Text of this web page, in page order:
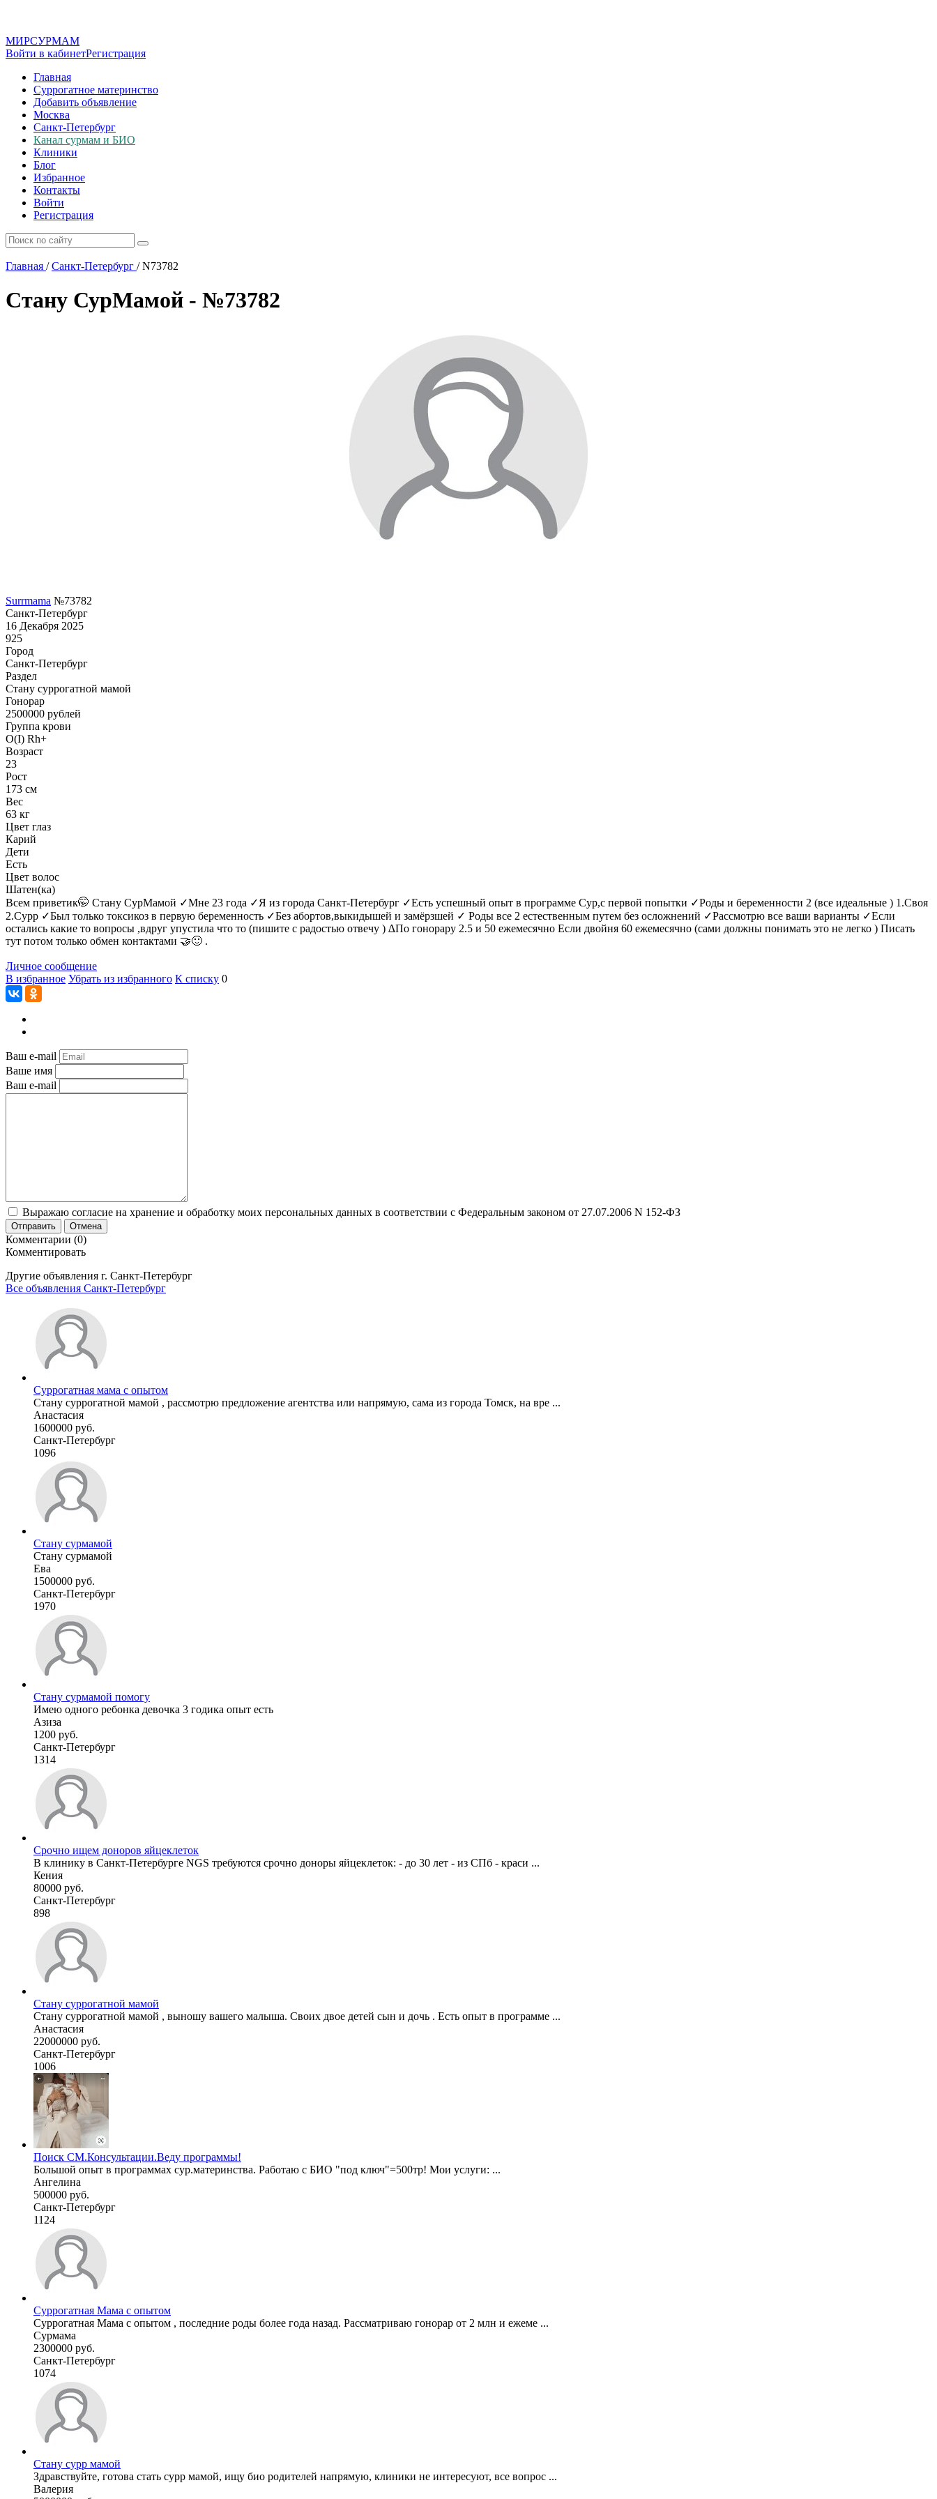
МИРСУРМАМ
Войти в кабинетРегистрация
Главная
Суррогатное материнство
Добавить объявление
Москва
Санкт-Петербург
Канал сурмам и БИО
Клиники
Блог
Избранное
Контакты
Войти
Регистрация
Главная / Санкт-Петербург /N73782
Стану СурМамой - №73782
Surrmama №73782
Санкт-Петербург
16 Декабря 2025
925
Город
Санкт-Петербург
Раздел
Cтану суррогатной мамой
Гонoрар
2500000 рублей
Группа крови
O(I) Rh+
Возраст
23
Рост
173 см
Вес
63 кг
Цвет глаз
Карий
Дети
Есть
Цвет волос
Шатен(ка)
Всем приветик🤭 Стану СурМамой ✓Мне 23 года ✓Я из города Санкт-Петербург ✓Есть успешный опыт в программе Сур,с первой попытки ✓Роды и беременности 2 (все идеальные ) 1.Своя
2.Сурр ✓Был только токсикоз в первую беременность ✓Без абортов,выкидышей и замёрзшей ✓ Роды все 2 естественным путем без осложнений ✓Рассмотрю все ваши варианты ✓Если
остались какие то вопросы ,вдруг упустила что то (пишите с радостью отвечу ) ∆По гонорару 2.5 и 50 ежемесячно Если двойня 60 ежемесячно (сами должны понимать это не легко ) Писать
тут потом только обмен контактами 🤝🙂 .
Личное сообщение
В избранное Убрать из избранного К списку 0
Ваш e-mail
Ваше имя
Ваш e-mail
Выражаю согласие на хранение и обработку моих персональных данных в соответствии с Федеральным законом от 27.07.2006 N 152-ФЗ
Отправить Отмена
Комментарии (0)
Комментировать
Другие объявления г. Санкт-Петербург
Все объявления Санкт-Петербург
Суррогатная мама с опытом
Стану суррогатной мамой , рассмотрю предложение агентства или напрямую, сама из города Томск, на вре ...
Анастасия
1600000 руб.
Санкт-Петербург
1096
Стану сурмамой
Стану сурмамой
Ева
1500000 руб.
Санкт-Петербург
1970
Стану сурмамой помогу
Имею одного ребонка девочка 3 годика опыт есть
Азиза
1200 руб.
Санкт-Петербург
1314
Срочно ищем доноров яйцеклеток
В клинику в Санкт-Петербурге NGS требуются срочно доноры яйцеклеток: - до 30 лет - из СПб - краси ...
Кения
80000 руб.
Санкт-Петербург
898
Стану суррогатной мамой
Стану суррогатной мамой , выношу вашего малыша. Своих двое детей сын и дочь . Есть опыт в программе ...
Анастасия
22000000 руб.
Санкт-Петербург
1006
Поиск СМ.Консультации.Веду программы!
Большой опыт в программах сур.материнства. Работаю с БИО "под ключ"=500тр! Мои услуги: ...
Ангелина
500000 руб.
Санкт-Петербург
1124
Суррогатная Мама с опытом
Суррогатная Мама с опытом , последние роды более года назад. Рассматриваю гонорар от 2 млн и ежеме ...
Сурмама
2300000 руб.
Санкт-Петербург
1074
Стану сурр мамой
Здравствуйте, готова стать сурр мамой, ищу био родителей напрямую, клиники не интересуют, все вопрос ...
Валерия